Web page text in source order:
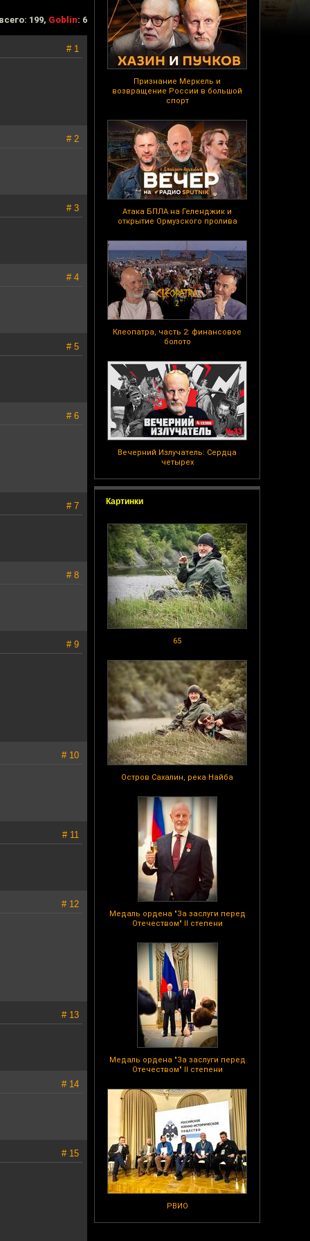
Признание Меркель и
возвращение России в большой
спорт
Атака БПЛА на Геленджик и
открытие Ормузского пролива
Клеопатра, часть 2: финансовое
болото
Вечерний Излучатель: Сердца
четырех
Картинки
65
Остров Сахалин, река Найба
Медаль ордена "За заслуги перед
Отечеством" II степени
Медаль ордена "За заслуги перед
Отечеством" II степени
РВИО
всего: 199, Goblin: 6
# 1
# 2
# 3
# 4
# 5
# 6
# 7
# 8
# 9
# 10
# 11
# 12
# 13
# 14
# 15